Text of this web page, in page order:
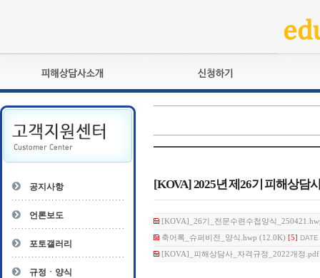
피해상담사란?
자격관리규정
상담사 자격증 확인
- 피해상담사 1급
- 전문수련감독자
- 전문수련기관
교육훈련
자격복원
공지사항
언론보도
포토갤러리
규정ㆍ양식
[KOVA] 2025년 제26기 피해상담
[KOVA]_26기_전문수련수첩양식
축어록_슈퍼비전_양식.hwp (12.0K) [5]
[KOVA]_피해상담사_자격규정_2022개정